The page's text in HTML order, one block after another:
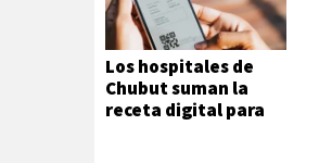
Los hospitales de
Chubut suman la
receta digital para